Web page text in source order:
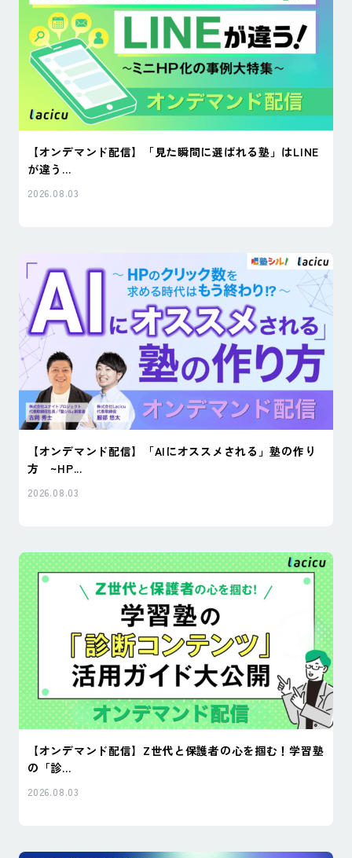
【オンデマンド配信】「見た瞬間に選ばれる塾」はLINE
が違う...
2026.08.03
【オンデマンド配信】「AIにオススメされる」塾の作り
方 ~HP...
2026.08.03
【オンデマンド配信】Z世代と保護者の心を掴む！学習塾
の「診...
2026.08.03